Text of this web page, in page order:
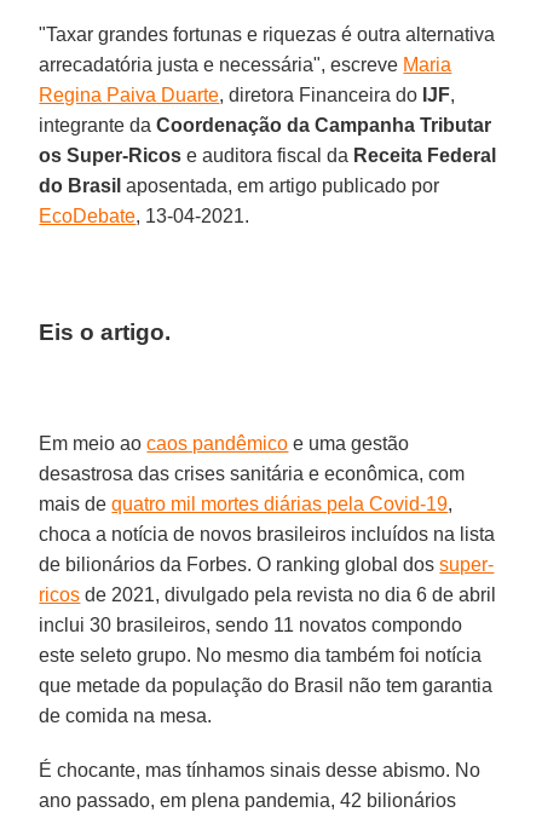
"Taxar grandes fortunas e riquezas é outra alternativa
arrecadatória justa e necessária", escreve Maria
Regina Paiva Duarte, diretora Financeira do IJF,
integrante daCoordenação da Campanha Tributar
os Super-Ricos e auditora fiscal da Receita Federal
do Brasil aposentada, em artigo publicado por
EcoDebate, 13-04-2021.
Eis o artigo.
Em meio aocaos pandêmico e uma gestão
desastrosa das crises sanitária e econômica, com
mais dequatro mil mortes diárias pela Covid-19,
choca a notícia de novos brasileiros incluídos na lista
de bilionários da Forbes. O ranking global dossuper-
ricos de 2021, divulgado pela revista no dia 6 de abril
inclui 30 brasileiros, sendo 11 novatos compondo
este seleto grupo. No mesmo dia também foi notícia
que metade da população do Brasil não tem garantia
de comida na mesa.
É chocante, mas tínhamos sinais desse abismo. No
ano passado, em plena pandemia, 42 bilionários